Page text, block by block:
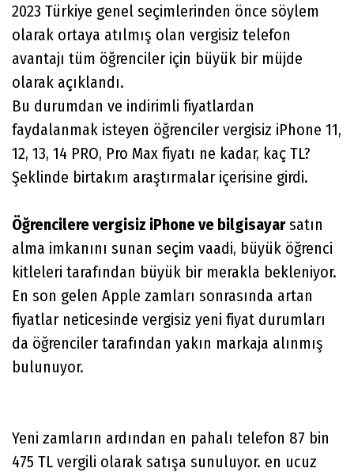
2023 Türkiye genel seçimlerinden önce söylem
olarak ortaya atılmış olan vergisiz telefon
avantajı tüm öğrenciler için büyük bir müjde
olarak açıklandı.
Bu durumdan ve indirimli fiyatlardan
faydalanmak isteyen öğrenciler vergisiz iPhone 11,
12, 13, 14 PRO, Pro Max fiyatı ne kadar, kaç TL?
Şeklinde birtakım araştırmalar içerisine girdi.
Öğrencilere vergisiz iPhone ve bilgisayarsatın
alma imkanını sunan seçim vaadi, büyük öğrenci
kitleleri tarafından büyük bir merakla bekleniyor.
En son gelen Apple zamları sonrasında artan
fiyatlar neticesinde vergisiz yeni fiyat durumları
da öğrenciler tarafından yakın markaja alınmış
bulunuyor.
Yeni zamların ardından en pahalı telefon 87 bin
475 TL vergili olarak satışa sunuluyor. en ucuz